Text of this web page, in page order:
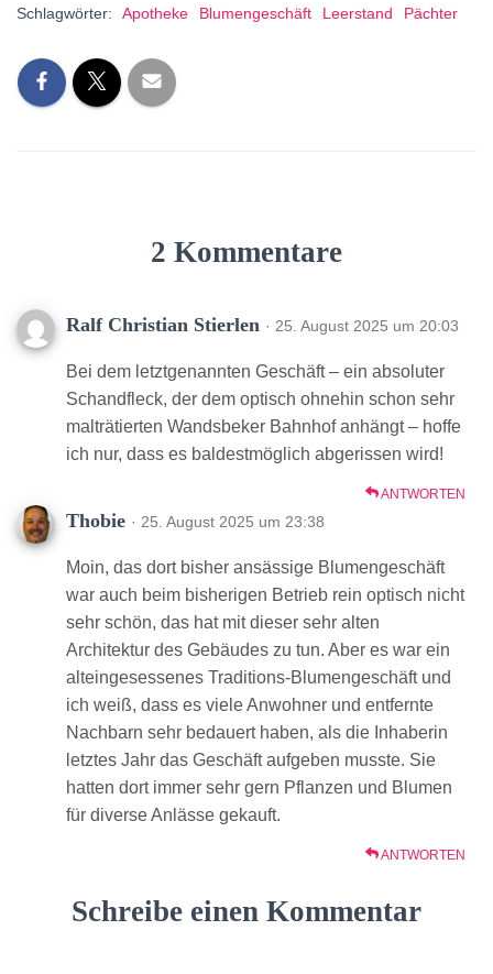
Schlagwörter: Apotheke Blumengeschäft Leerstand Pächter
2 Kommentare
Ralf Christian Stierlen · 25. August 2025 um 20:03
Bei dem letztgenannten Geschäft – ein absoluter
Schandfleck, der dem optisch ohnehin schon sehr
malträtierten Wandsbeker Bahnhof anhängt – hoffe
ich nur, dass es baldestmöglich abgerissen wird!
ANTWORTEN
Thobie · 25. August 2025 um 23:38
Moin, das dort bisher ansässige Blumengeschäft
war auch beim bisherigen Betrieb rein optisch nicht
sehr schön, das hat mit dieser sehr alten
Architektur des Gebäudes zu tun. Aber es war ein
alteingesessenes Traditions-Blumengeschäft und
ich weiß, dass es viele Anwohner und entfernte
Nachbarn sehr bedauert haben, als die Inhaberin
letztes Jahr das Geschäft aufgeben musste. Sie
hatten dort immer sehr gern Pflanzen und Blumen
für diverse Anlässe gekauft.
ANTWORTEN
Schreibe einen Kommentar